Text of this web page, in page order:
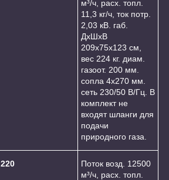
м³/ч, расх. топл.
11,3 кг/ч, ток потр.
2,03 кВ. габ.
ДхШхВ
209х75х123 см,
вес 224 кг. диам.
газоот. 200 мм.
сопла 4х270 мм.
сеть 230/50 В/Гц. В
комплект не
входят шланги для
подачи
природного газа.
220
Поток возд. 12500
м³/ч, расх. топл.